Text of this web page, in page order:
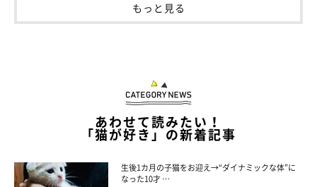
もっと見る
あわせて読みたい！
「猫が好き」の新着記事
生後1カ月の子猫をお迎え→“ダイナミックな体”に
なった10才 …